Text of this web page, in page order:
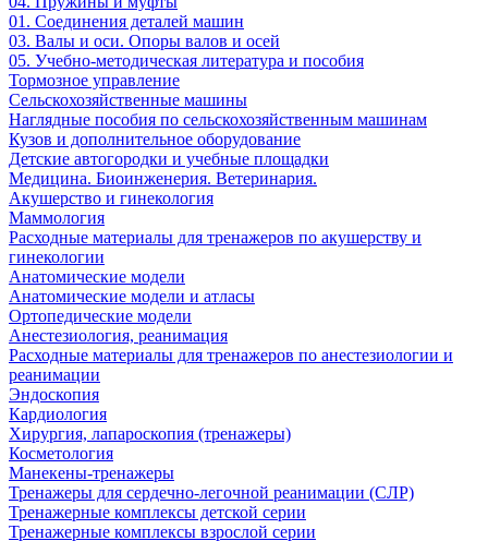
01. Соединения деталей машин
03. Валы и оси. Опоры валов и осей
05. Учебно-методическая литература и пособия
Тормозное управление
Сельскохозяйственные машины
Наглядные пособия по сельскохозяйственным машинам
Кузов и дополнительное оборудование
Детские автогородки и учебные площадки
Медицина. Биоинженерия. Ветеринария.
Акушерство и гинекология
Маммология
Расходные материалы для тренажеров по акушерству и
гинекологии
Анатомические модели
Анатомические модели и атласы
Ортопедические модели
Анестезиология, реанимация
Расходные материалы для тренажеров по анестезиологии и
реанимации
Эндоскопия
Кардиология
Хирургия, лапароскопия (тренажеры)
Косметология
Манекены-тренажеры
Тренажеры для сердечно-легочной реанимации (СЛР)
Тренажерные комплексы детской серии
Тренажерные комплексы взрослой серии